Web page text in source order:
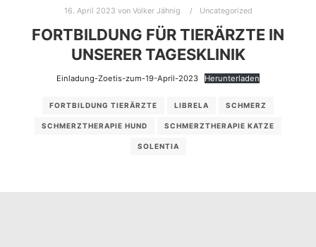
16. April 2023 von Volker Jähnig Uncategorized
FORTBILDUNG FÜR TIERÄRZTE IN
UNSERER TAGESKLINIK
Einladung-Zoetis-zum-19-April-2023 Herunterladen
FORTBILDUNG TIERÄRZTE LIBRELA SCHMERZ
SCHMERZTHERAPIE HUND SCHMERZTHERAPIE KATZE
SOLENTIA